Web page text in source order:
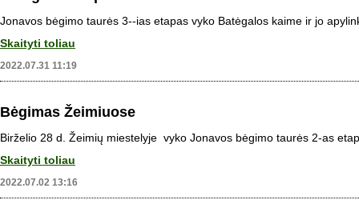
Jonavos bėgimo taurės 3--ias etapas vyko Batėgalos kaime ir jo
Skaityti toliau
2022.07.31 11:19
Bėgimas Žeimiuose
Birželio 28 d. Žeimių miestelyje vyko Jonavos bėgimo taurės 2-as
Skaityti toliau
2022.07.02 13:16